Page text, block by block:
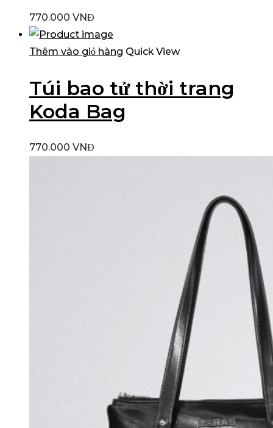
770.000 VNĐ
Thêm vào giỏ hàng Quick View
Túi bao tử thời trang
Koda Bag
770.000 VNĐ